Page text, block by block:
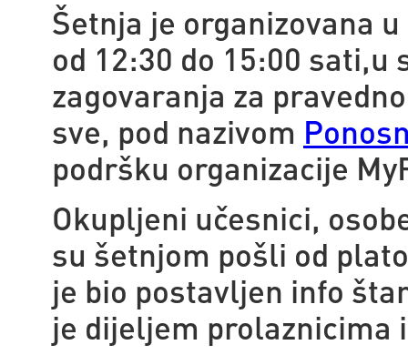
Šetnja je organizovana
od 12:30 do 15:00
zagovaranja za
sve, pod nazivom
podršku organizacije
Okupljeni učesnici,
su šetnjom pošli od
je bio postavljen info
je dijeljem prolaznicima